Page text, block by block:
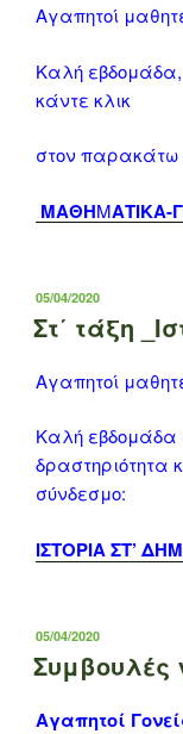
Αγαπητοί
Καλή εβδομάδα,
κάντε κλικ
στον παρακάτω
ΜΑΘΗΜΑΤΙΚΑ-
ΔΗΜΟΣΙΕΎΤΗΚΕ
ΣΤΙΣ
05/04/2020
Στ΄ τάξη
Αγαπητοί
Καλή εβδομάδα
δραστηριότητα
σύνδεσμο:
ΙΣΤΟΡΙΑ ΣΤ’
ΔΗΜΟΣΙΕΎΤΗΚΕ
ΣΤΙΣ
05/04/2020
Συμβουλές
Αγαπητοί